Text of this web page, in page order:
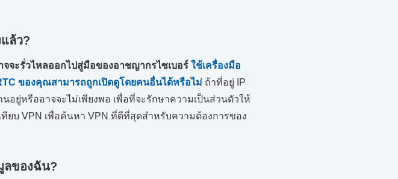
ล้ว?
ะรั่วไหลออกไปสู่มือของอาชญากรไซเบอร์ ใช้เครื่องมือ
ของคุณสามารถถูกเปิดดูโดยคนอื่นได้หรือไม่ ถ้าที่อยู่ IP
ยู่หรืออาจจะไม่เพียงพอ เพื่อที่จะรักษาความเป็นส่วนตัวให้
ยบ VPN เพื่อค้นหา VPN ที่ดีที่สุดสำหรับความต้องการของ
ลของฉัน?